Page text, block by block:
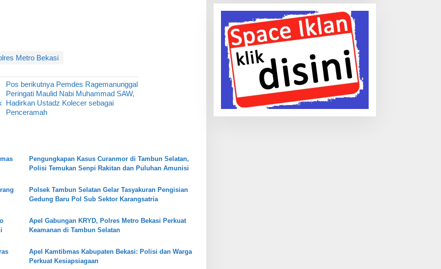
Metro Bekasi
Pos berikutnya Pemdes Ragemanunggal
Peringati Maulid Nabi Muhammad SAW,
Hadirkan Ustadz Kolecer sebagai
Penceramah
Pengungkapan Kasus Curanmor di Tambun Selatan,
Polisi Temukan Senpi Rakitan dan Puluhan Amunisi
Polsek Tambun Selatan Gelar Tasyakuran Pengisian
Gedung Baru Pol Sub Sektor Karangsatria
Apel Gabungan KRYD, Polres Metro Bekasi Perkuat
Keamanan di Tambun Selatan
Apel Kamtibmas Kabupaten Bekasi: Polisi dan Warga
Perkuat Kesiapsiagaan